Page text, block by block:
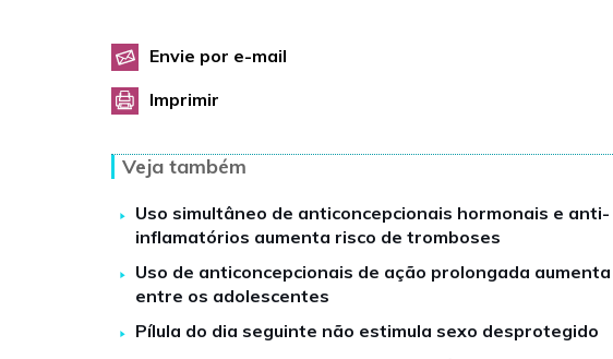
Envie por e-mail
Imprimir
Veja também
Uso simultâneo de anticoncepcionais hormonais e anti-
inflamatórios aumenta risco de tromboses
Uso de anticoncepcionais de ação prolongada aumenta
entre os adolescentes
Pílula do dia seguinte não estimula sexo desprotegido